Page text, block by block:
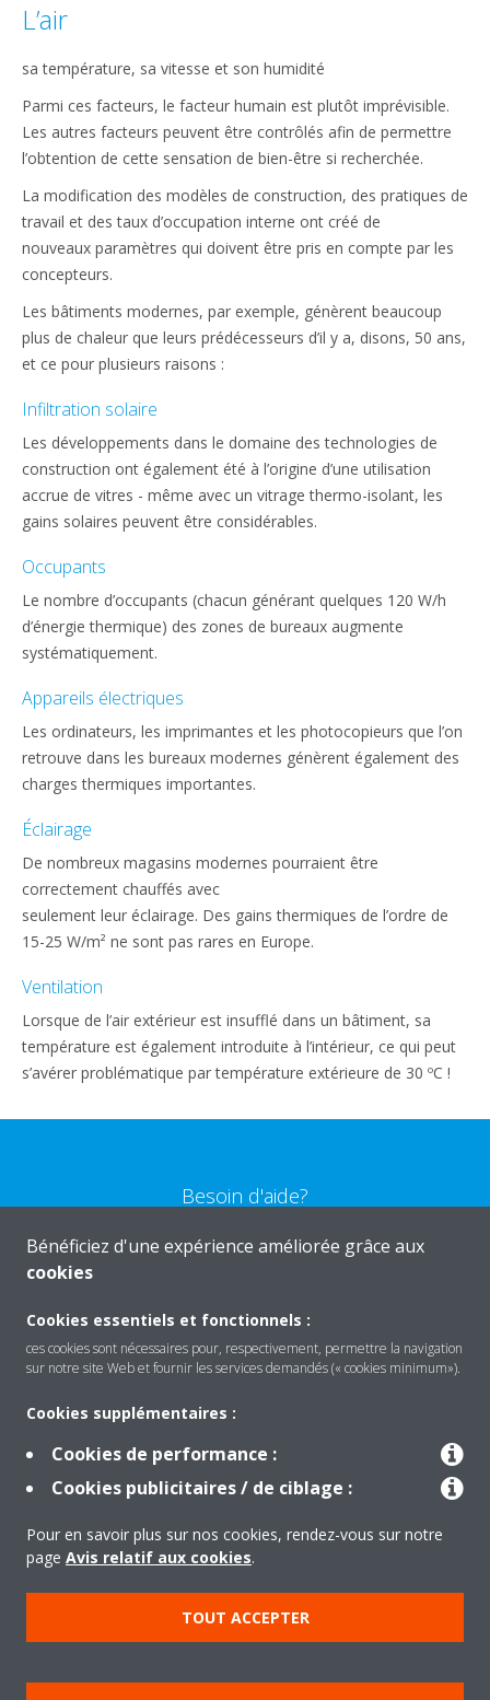
L’air
sa température, sa vitesse et son humidité
Parmi ces facteurs, le facteur humain est plutôt imprévisible.
Les autres facteurs peuvent être contrôlés afin de permettre
l’obtention de cette sensation de bien-être si recherchée.
La modification des modèles de construction, des pratiques de
travail et des taux d’occupation interne ont créé de
nouveaux paramètres qui doivent être pris en compte par les
concepteurs.
Les bâtiments modernes, par exemple, génèrent beaucoup
plus de chaleur que leurs prédécesseurs d’il y a, disons, 50 ans,
et ce pour plusieurs raisons :
Infiltration solaire
Les développements dans le domaine des technologies de
construction ont également été à l’origine d’une utilisation
accrue de vitres - même avec un vitrage thermo-isolant, les
gains solaires peuvent être considérables.
Occupants
Le nombre d’occupants (chacun générant quelques 120 W/h
d’énergie thermique) des zones de bureaux augmente
systématiquement.
Appareils électriques
Les ordinateurs, les imprimantes et les photocopieurs que l’on
retrouve dans les bureaux modernes génèrent également des
charges thermiques importantes.
Éclairage
De nombreux magasins modernes pourraient être
correctement chauffés avec
seulement leur éclairage. Des gains thermiques de l’ordre de
15-25 W/m² ne sont pas rares en Europe.
Ventilation
Lorsque de l’air extérieur est insufflé dans un bâtiment, sa
température est également introduite à l’intérieur, ce qui peut
s’avérer problématique par température extérieure de 30 ºC !
Besoin d'aide?
CONTACTEZ-NOUS
Solutions
À propos de Daikin
Copyright © Daikin
Mentions légales
Avis relatif aux cookies
Bénéficiez d'une expérience améliorée grâce aux
cookies
Cookies essentiels et fonctionnels :
ces cookies sont nécessaires pour, respectivement, permettre la navigation
sur notre site Web et fournir les services demandés (« cookies minimum»).
Cookies supplémentaires :
Cookies de performance :
Cookies publicitaires / de ciblage :
Pour en savoir plus sur nos cookies, rendez-vous sur notre
page Avis relatif aux cookies.
TOUT ACCEPTER